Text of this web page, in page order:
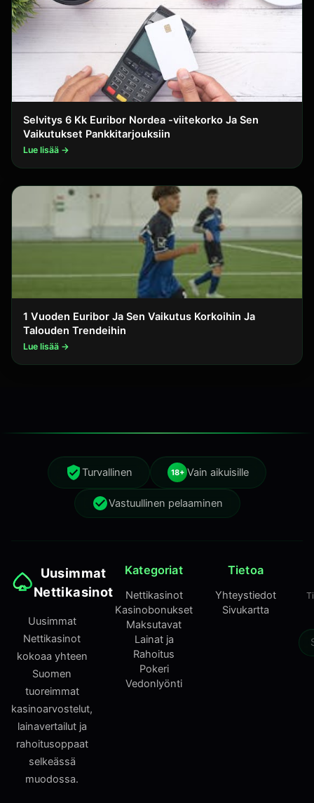
Selvitys 6 Kk Euribor Nordea -viitekorko Ja Sen
Vaikutukset Pankkitarjouksiin
Lue lisää →
1 Vuoden Euribor Ja Sen Vaikutus Korkoihin Ja
Talouden Trendeihin
Lue lisää →
Turvallinen 18+ Vain aikuisille
Vastuullinen pelaaminen
Uusimmat
Nettikasinot
Uusimmat
Nettikasinot
kokoaa yhteen
Suomen
tuoreimmat
kasinoarvostelut,
lainavertailut ja
rahoitusoppaat
selkeässä
muodossa.
Kategoriat
Nettikasinot
Kasinobonukset
Maksutavat
Lainat ja
Rahoitus
Pokeri
Vedonlyönti
Tietoa
Yhteystiedot
Sivukartta